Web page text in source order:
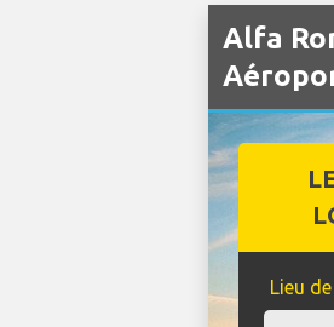
Alfa
Lieu